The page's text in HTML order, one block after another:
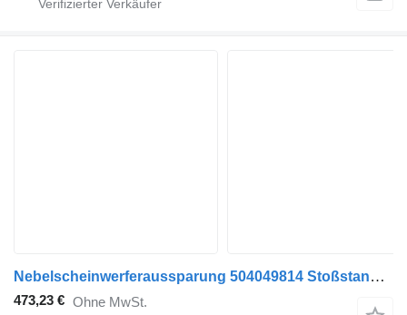
Nebelscheinwerferaussparung 504049814 Stoßstange für IVECO Euro-Cargo LKW
473,23 € Ohne MwSt.